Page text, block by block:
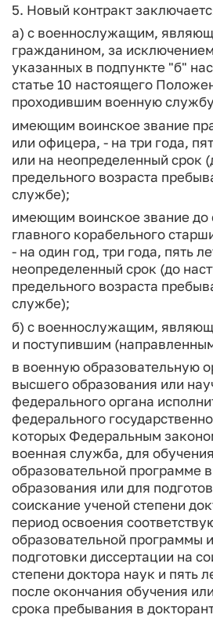
5. Новый контракт
а) с военнослужащим,
гражданином, за
указанных в подпункте "б"
статье 10 настоящего
проходившим военную
имеющим воинское звание
или офицера, - на три года,
или на неопределенный срок
предельного возраста
службе);
имеющим воинское звание до
главного корабельного
- на один год, три года, пять
неопределенный срок (до
предельного возраста
службе);
б) с военнослужащим,
и поступившим
в военную образовательную
высшего образования или
федерального органа
федерального
которых Федеральным
военная служба, для
образовательной программе
образования или для
соискание ученой степени
период освоения
образовательной программы
подготовки диссертации на
степени доктора наук и пять
после окончания обучения
срока пребывания в